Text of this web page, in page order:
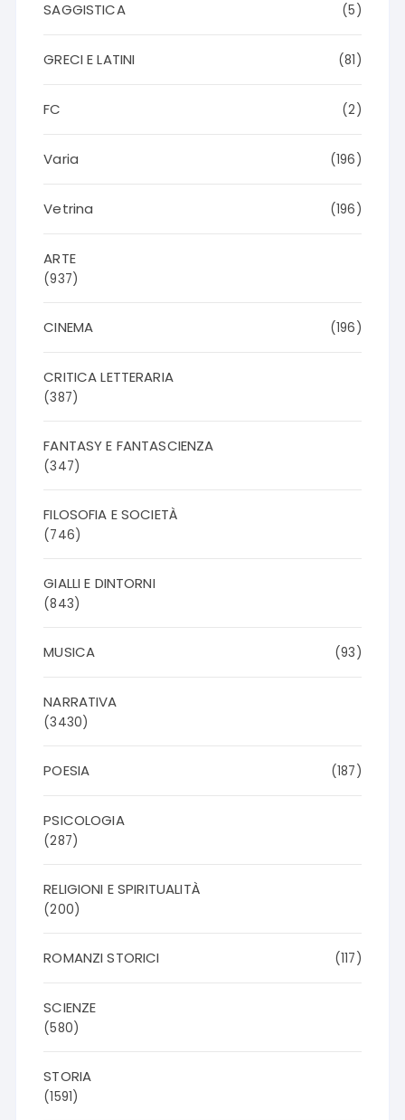
SAGGISTICA (5)
GRECI E LATINI (81)
FC (2)
Varia (196)
Vetrina (196)
ARTE
(937)
CINEMA (196)
CRITICA LETTERARIA
(387)
FANTASY E FANTASCIENZA
(347)
FILOSOFIA E SOCIETÀ
(746)
GIALLI E DINTORNI
(843)
MUSICA (93)
NARRATIVA
(3430)
POESIA (187)
PSICOLOGIA
(287)
RELIGIONI E SPIRITUALITÀ
(200)
ROMANZI STORICI (117)
SCIENZE
(580)
STORIA
(1591)